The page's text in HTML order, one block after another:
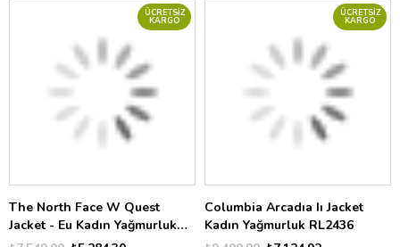
The North Face W Quest
Jacket - Eu Kadın Yağmurluk
NF00A8BA21L1
ÜCRETSIZ
KARGO
Columbia Arcadıa Iı Jacket
Kadın Yağmurluk RL2436
ÜCRETSIZ
KARGO